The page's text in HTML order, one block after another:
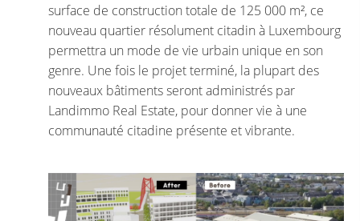
surface de construction totale de 125 000 m², ce
nouveau quartier résolument citadin à Luxembourg
permettra un mode de vie urbain unique en son
genre. Une fois le projet terminé, la plupart des
nouveaux bâtiments seront administrés par
Landimmo Real Estate, pour donner vie à une
communauté citadine présente et vibrante.